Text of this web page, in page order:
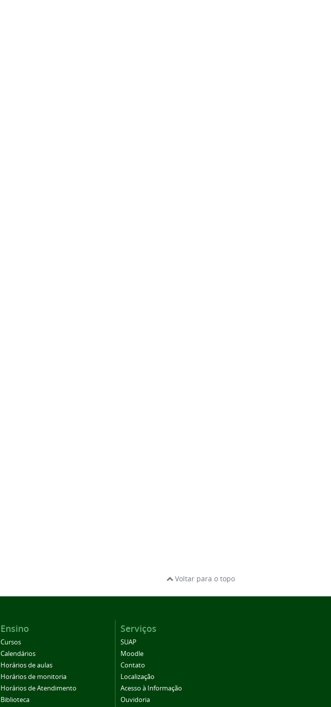
Voltar para o topo
Ensino
Cursos
Calendários
Horários de aulas
Horários de monitoria
Horários de Atendimento
Biblioteca
Serviços
SUAP
Moodle
Contato
Localização
Acesso à Informação
Ouvidoria